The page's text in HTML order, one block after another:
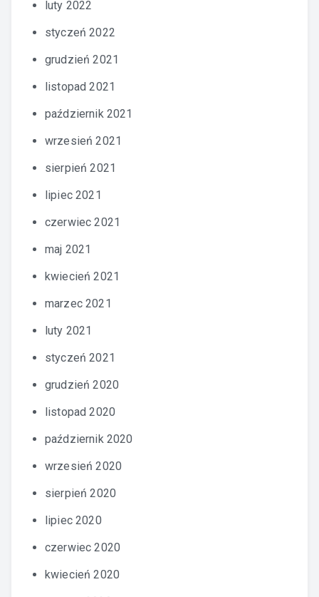
luty 2022
styczeń 2022
grudzień 2021
listopad 2021
październik 2021
wrzesień 2021
sierpień 2021
lipiec 2021
czerwiec 2021
maj 2021
kwiecień 2021
marzec 2021
luty 2021
styczeń 2021
grudzień 2020
listopad 2020
październik 2020
wrzesień 2020
sierpień 2020
lipiec 2020
czerwiec 2020
kwiecień 2020